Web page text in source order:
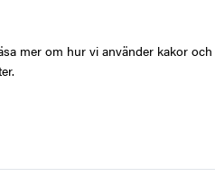
mer om hur vi använder kakor